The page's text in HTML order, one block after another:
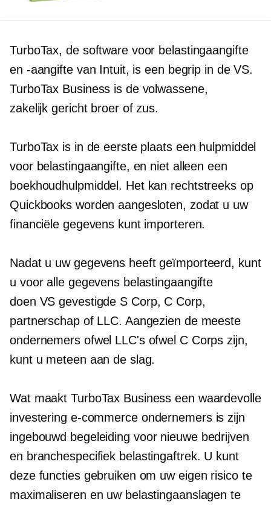
TurboTax, de software voor belastingaangifte
en -aangifte van Intuit, is een begrip in de VS.
TurboTax Business is de volwassene,
zakelijk gerichtbroer of zus.
TurboTax is in de eerste plaats een hulpmiddel
voor belastingaangifte, en niet alleen een
boekhoudhulpmiddel. Het kan rechtstreeks op
Quickbooks worden aangesloten, zodat u uw
financiële gegevens kunt importeren.
Nadat u uw gegevens heeft geïmporteerd, kunt
u voor alle gegevens belastingaangifte
doen VS gevestigde S Corp, C Corp,
partnerschap of LLC. Aangezien de meeste
ondernemers ofwel LLC's ofwel C Corps zijn,
kunt u meteen aan de slag.
Wat maakt TurboTax Business een waardevolle
investering e-commerceondernemers is zijn
ingebouwd begeleiding voor nieuwe bedrijven
en branchespecifiek belastingaftrek. U kunt
deze functies gebruiken om uw eigen risico te
maximaliseren en uw belastingaanslagen te